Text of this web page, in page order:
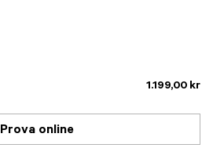
1.199,00 kr
Prova online